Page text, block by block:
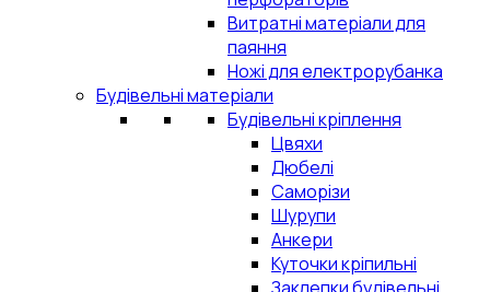
Витратні матеріали для
паяння
Ножі для електрорубанка
Будівельні матеріали
Будівельні кріплення
Цвяхи
Дюбелі
Саморізи
Шурупи
Анкери
Куточки кріпильні